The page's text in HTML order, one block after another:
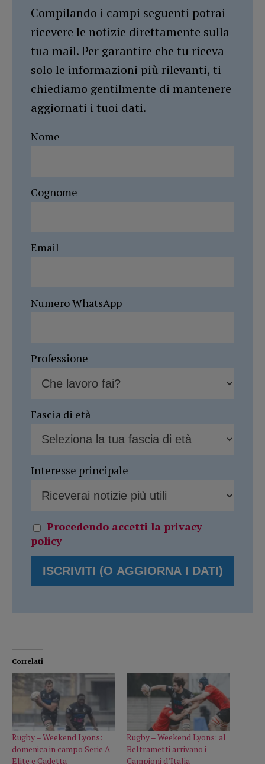
Compilando i campi seguenti potrai
ricevere le notizie direttamente sulla
tua mail. Per garantire che tu riceva
solo le informazioni più rilevanti, ti
chiediamo gentilmente di mantenere
aggiornati i tuoi dati.
Nome
Cognome
Email
Numero WhatsApp
Professione
Fascia di età
Interesse principale
Procedendo accetti la privacy
policy
Correlati
Rugby – Weekend Lyons:
domenica in campo Serie A
Elite e Cadetta
Rugby – Weekend Lyons: al
Beltrametti arrivano i
Campioni d’Italia